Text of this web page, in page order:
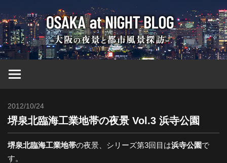
ン
テ
ン
ツ
大
阪
ブ
2012/10/24
堺泉北臨海工業地帯の夜景 Vol.3 浜寺公園
堺泉北臨海工業地帯の夜景、シリーズ第3回目は浜寺公園で
す。